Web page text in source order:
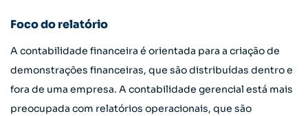
Foco do relatório
A contabilidade financeira é orientada para a criação de
demonstrações financeiras, que são distribuídas dentro e
fora de uma empresa. A contabilidade gerencial está mais
preocupada com relatórios operacionais, que são